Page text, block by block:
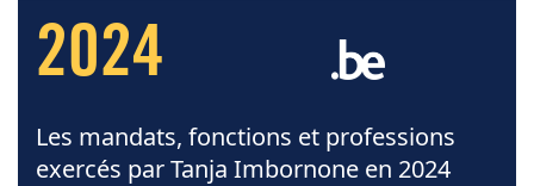
2024
Les mandats, fonctions et professions
exercés par Tanja Imbornone en 2024